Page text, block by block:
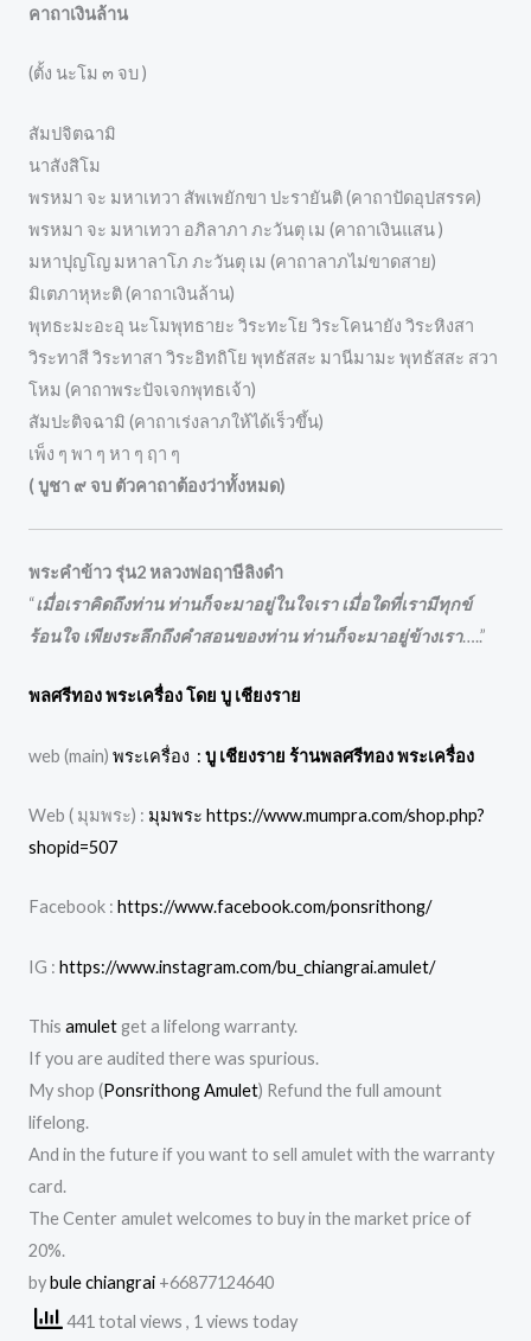
คาถาเงินล้าน
(ตั้ง นะโม ๓ จบ )
สัมปจิตฉามิ
นาสังสิโม
พรหมา จะ มหาเทวา สัพเพยักขา ปะรายันติ (คาถาปัดอุปสรรค)
พรหมา จะ มหาเทวา อภิลาภา ภะวันตุ เม (คาถาเงินแสน )
มหาปุญโญ มหาลาโภ ภะวันตุ เม (คาถาลาภไม่ขาดสาย)
มิเตภาหุหะติ (คาถาเงินล้าน)
พุทธะมะอะอุ นะโมพุทธายะ วิระทะโย วิระโคนายัง วิระหิงสา
วิระทาสี วิระทาสา วิระอิทถิโย พุทธัสสะ มานีมามะ พุทธัสสะ สวา
โหม (คาถาพระปัจเจกพุทธเจ้า)
สัมปะติจฉามิ (คาถาเร่งลาภให้ได้เร็วขึ้น)
เพ็ง ๆ พา ๆ หา ๆ ฤา ๆ
( บูชา ๙ จบ ตัวคาถาต้องว่าทั้งหมด)
พระคำข้าว รุ่น2 หลวงพ่อฤาษีลิงดำ
“เมื่อเราคิดถึงท่าน ท่านก็จะมาอยู่ในใจเรา เมื่อใดที่เรามีทุกข์
ร้อนใจ เพียงระลึกถึงคำสอนของท่าน ท่านก็จะมาอยู่ข้างเรา…..”
พลศรีทอง พระเครื่อง โดย บู เชียงราย
web (main) พระเครื่อง : บู เชียงราย ร้านพลศรีทอง พระเครื่อง
Web ( มุมพระ) : มุมพระ https://www.mumpra.com/shop.php?
shopid=507
Facebook : https://www.facebook.com/ponsrithong/
IG : https://www.instagram.com/bu_chiangrai.amulet/
This amuletget a lifelong warranty.
If you are audited there was spurious.
My shop (Ponsrithong Amulet) Refund the full amount
lifelong.
And in the future if you want to sell amulet with the warranty
card.
The Center amulet welcomes to buy in the market price of
20%.
bybule chiangrai +66877124640
441 total views , 1 views today